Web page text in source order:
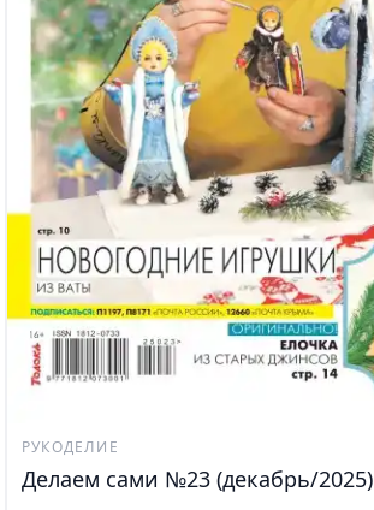
РУКОДЕЛИЕ
Делаем сами №23 (декабрь/2025)